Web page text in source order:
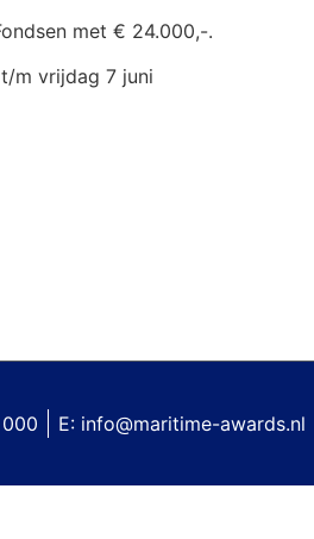
met € 24.000,-.
m vrijdag 7 juni
E: info@maritime-awards.nl